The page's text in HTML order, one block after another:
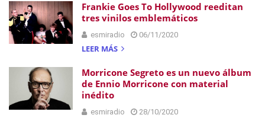
Frankie Goes To Hollywood reeditan
tres vinilos emblemáticos
esmiradio 06/11/2020
LEER MÁS
Morricone Segreto es un nuevo álbum
de Ennio Morricone con material
inédito
esmiradio 28/10/2020